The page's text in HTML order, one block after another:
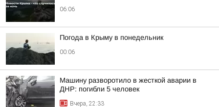
06:06
Погода в Крыму в понедельник
00:06
Машину разворотило в жесткой аварии в
ДНР: погибли 5 человек
Вчера, 22:33